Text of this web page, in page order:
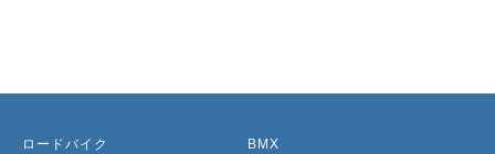
ロードバイク BMX